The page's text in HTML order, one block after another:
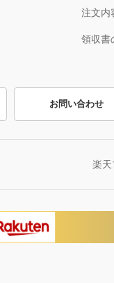
注文内
領収書
お問い合わせ
楽